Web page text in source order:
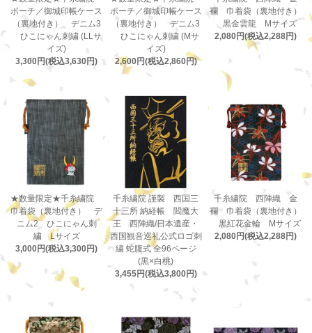
ポーチ／御城印帳ケース
（裏地付き） デニム3
ひこにゃん刺繍 (LLサ
イズ)
3,300円(税込3,630円)
ポーチ／御城印帳ケース
（裏地付き） デニム3
ひこにゃん刺繍 (Mサ
イズ)
2,600円(税込2,860円)
襴 巾着袋（裏地付き）
黒金雲龍 Mサイズ
2,080円(税込2,288円)
★数量限定★千糸繍院
巾着袋（裏地付き） デ
ニム2 ひこにゃん刺
繍 Lサイズ
3,000円(税込3,300円)
千糸繍院 謹製 西国三
十三所 納経帳 閻魔大
王 西陣織/日本遺産・
西国観音巡礼公式ロゴ刺
繍 蛇腹式 全96ページ
(黒×白桃)
3,455円(税込3,800円)
千糸繍院 西陣織 金
襴 巾着袋（裏地付き）
黒紅花金輪 Mサイズ
2,080円(税込2,288円)